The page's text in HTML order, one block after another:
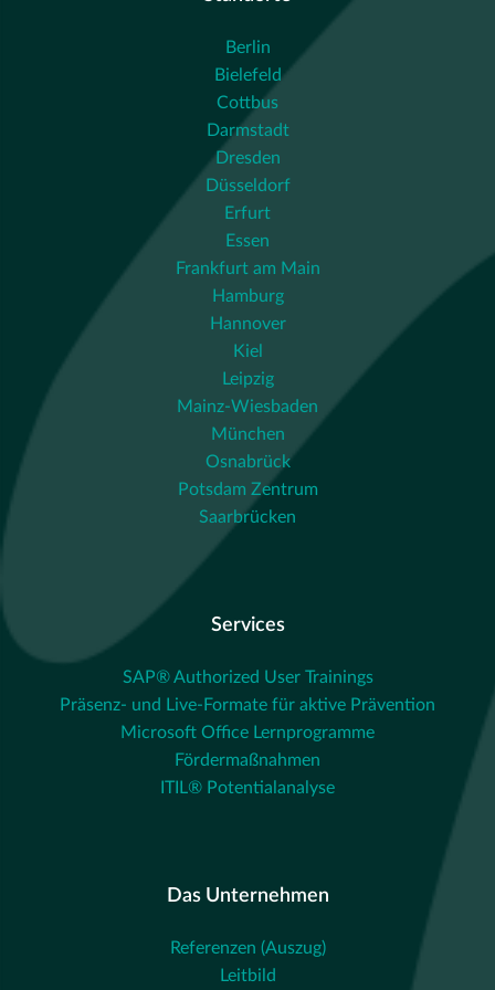
Berlin
Bielefeld
Cottbus
Darmstadt
Dresden
Düsseldorf
Erfurt
Essen
Frankfurt am Main
Hamburg
Hannover
Kiel
Leipzig
Mainz-Wiesbaden
München
Osnabrück
Potsdam Zentrum
Saarbrücken
Services
SAP® Authorized User Trainings
Präsenz- und Live-Formate für aktive Prävention
Microsoft Office Lernprogramme
Fördermaßnahmen
ITIL® Potentialanalyse
Das Unternehmen
Referenzen (Auszug)
Leitbild